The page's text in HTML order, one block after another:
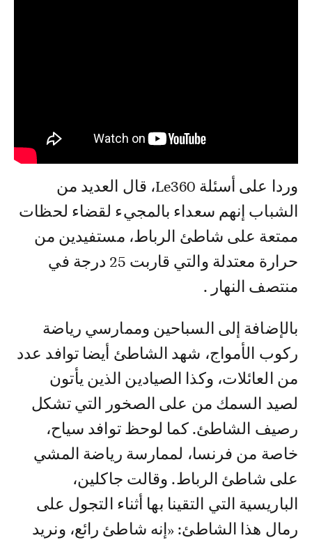
وردا على أسئلة Le360، قال العديد من
الشباب إنهم سعداء بالمجيء لقضاء لحظات
ممتعة على شاطئ الرباط، مستفيدين من
حرارة معتدلة والتي قاربت 25 درجة في
منتصف النهار .
بالإضافة إلى السباحين وممارسي رياضة
ركوب الأمواج، شهد الشاطئ أيضا توافد عدد
من العائلات، وكذا الصيادين الذين يأتون
لصيد السمك من على الصخور التي تشكل
رصيف الشاطئ. كما لوحظ توافد سياح،
خاصة من فرنسا، لممارسة رياضة المشي
على شاطئ الرباط. وقالت جاكلين،
الباريسية التي التقينا بها أثناء التجول على
رمال هذا الشاطئ: «إنه شاطئ رائع، ونريد